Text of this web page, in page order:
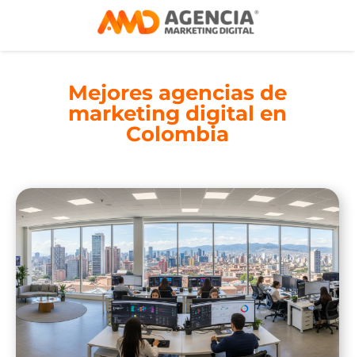
Mejores agencias de
marketing digital en
Colombia